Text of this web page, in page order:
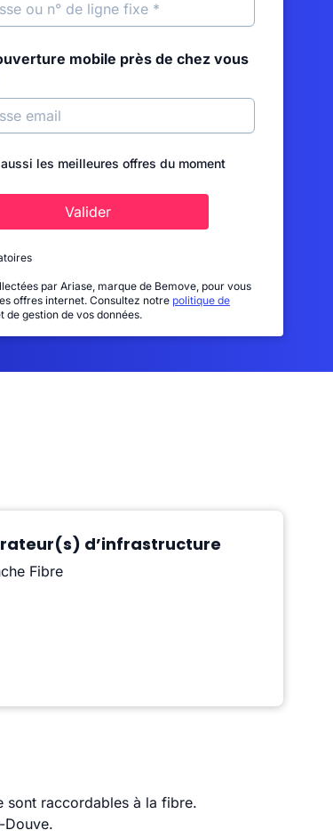
mobile près de chez vous
les meilleures offres du moment
Valider
par Ariase, marque de Bemove, pour vous
offres internet. Consultez notre politique de
de gestion de vos données.
d’infrastructure
Fibre
sont raccordables à la fibre.
Douve.